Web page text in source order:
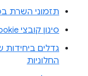
תזמוני השרת
סינון קובצי Cookie בקטע 'פרטיות ואבטחה'
גדלים
החלוניות